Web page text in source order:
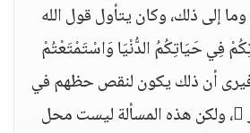
إلى ذلك، وكان يتأول قول الله
فِي حَيَاتِكُمُ الدُّنْيَا وَاسْتَمْتَعْتُمْ
أن ذلك يكون لنقص حظهم في
الآخرة، هذا رأي لعمر ، ولكن هذه المسألة ليست محل